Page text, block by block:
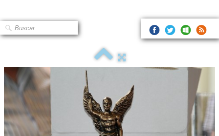
Que es la ARSA
Hacerse socio
Log diploma en Pdf
Fotos
Sistemas Digitales